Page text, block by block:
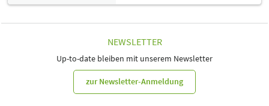
NEWSLETTER
Up-to-date bleiben mit unserem Newsletter
zur Newsletter-Anmeldung